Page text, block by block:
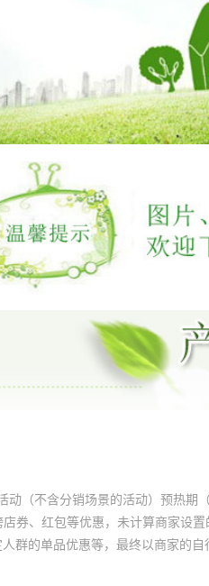
动（不含分销场景的活动）预热
券、红包等优惠，未计算商家设
群的单品优惠等，最终以商家的